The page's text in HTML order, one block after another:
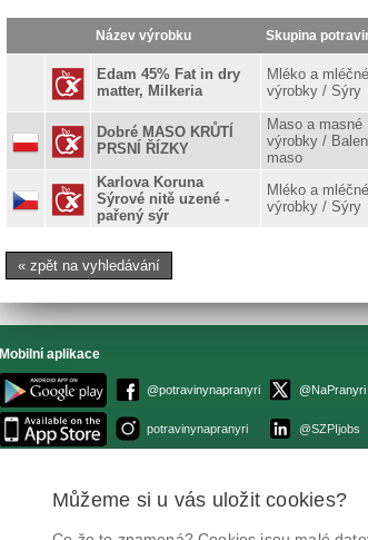
Název výrobku Skupina
Edam 45% Fat in dry
matter, Milkeria
Mléko a mléčné
výrobky / Sýry
Dobré MASO KRŮTÍ
PRSNÍ ŘÍZKY
Maso a masné
výrobky /
maso
Karlova Koruna
Sýrové nitě uzené -
pařený sýr
Mléko a mléčné
výrobky / Sýry
« zpět na vyhledávání
Mobilní aplikace
@potravinynapranyri
potravinynapranyri
@NaPranyri
@SZPIjobs
Můžeme si u vás uložit cookies?